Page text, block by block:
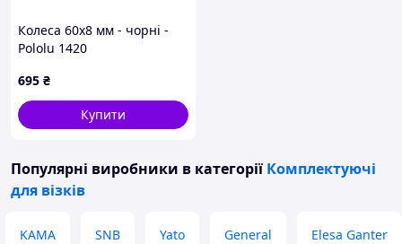
Колеса 60x8 мм - чорні -
Pololu 1420
695 ₴
Купити
Популярні виробники в категорії Комплектуючі
для візків
KAMA SNB Yato General Elesa Ganter